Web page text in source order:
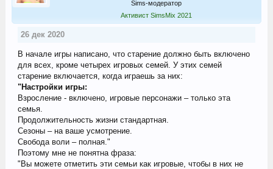
Sims-модератор
Активист SimsMix 2021
26 дек 2020
В начале игры написано, что старение должно быть включено
для всех, кроме четырех игровых семей. У этих семей
старение включается, когда играешь за них:
"Настройки игры:
Взросление - включено, игровые персонажи – только эта
семья.
Продолжительность жизни стандартная.
Сезоны – на ваше усмотрение.
Свобода воли – полная."
Поэтому мне не понятна фраза:
"Вы можете отметить эти семьи как игровые, чтобы в них не